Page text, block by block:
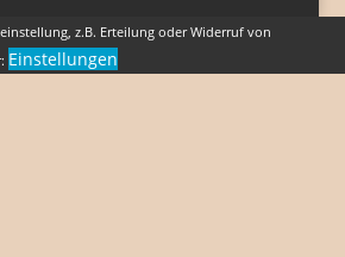
z.B. Erteilung oder Widerruf von
Einstellungen